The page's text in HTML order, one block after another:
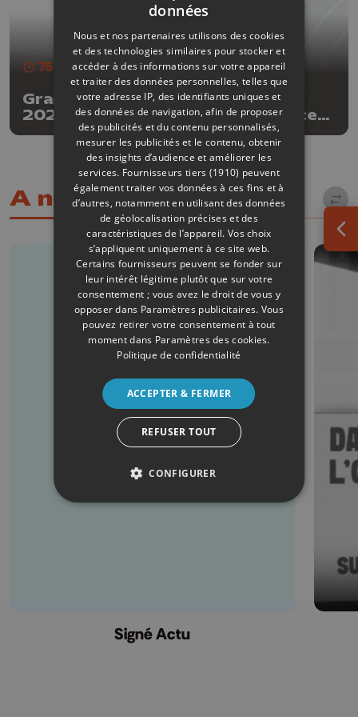
75 min- Publié le 18/10/2025
Grandes Conférences liégeoises
2025: Philippe Guillemant, Science
et Spiritualité
A ne pas manquer
Signé Actu
données
Nous et nos partenaires utilisons des cookies
et des technologies similaires pour stocker et
accéder à des informations sur votre appareil
et traiter des données personnelles, telles que
votre adresse IP, des identifiants uniques et
des données de navigation, afin de proposer
des publicités et du contenu personnalisés,
mesurer les publicités et le contenu, obtenir
des insights d’audience et améliorer les
services. Fournisseurs tiers (1910) peuvent
également traiter vos données à ces fins et à
d’autres, notamment en utilisant des données
de géolocalisation précises et des
caractéristiques de l’appareil. Vos choix
s’appliquent uniquement à ce site web.
Certains fournisseurs peuvent se fonder sur
leur intérêt légitime plutôt que sur votre
consentement ; vous avez le droit de vous y
opposer dans Paramètres publicitaires. Vous
pouvez retirer votre consentement à tout
moment dans Paramètres des cookies.
Politique de confidentialité
ACCEPTER & FERMER
REFUSER TOUT
CONFIGURER